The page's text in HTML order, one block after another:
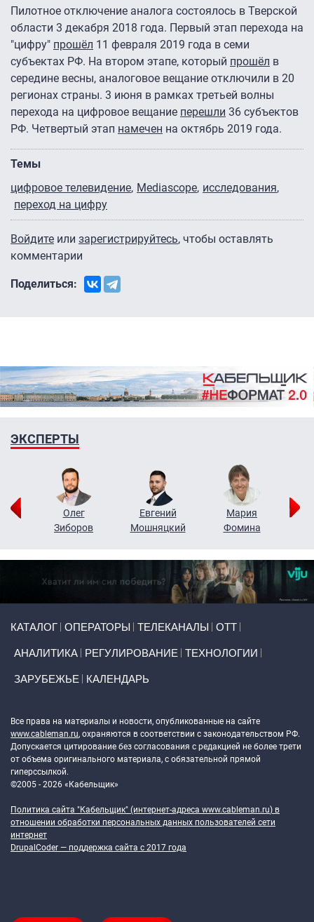
Пилотное отключение аналога состоялось в Тверской
области 3 декабря 2018 года. Первый этап перехода на
"цифру" прошёл 11 февраля 2019 года в семи
субъектах РФ. На втором этапе, который прошёл в
середине весны, аналоговое вещание отключили в 20
регионах страны. 3 июня в рамках третьей волны
перехода на цифровое вещание перешли 36 субъектов
РФ. Четвертый этап намечен на октябрь 2019 года.
Темы
цифровое телевидение Mediascope исследования
переход на цифру
Войдите или зарегистрируйтесь, чтобы оставлять
комментарии
Поделиться:
ЭКСПЕРТЫ
Олег
Зиборов
Евгений
Мошняцкий
Мария
Фомина
КАТАЛОГ ОПЕРАТОРЫ ТЕЛЕКАНАЛЫ ОТТ
АНАЛИТИКА РЕГУЛИРОВАНИЕ ТЕХНОЛОГИИ
ЗАРУБЕЖЬЕ КАЛЕНДАРЬ
Все права на материалы и новости, опубликованные на сайте
www.cableman.ru, охраняются в соответствии с законодательством РФ.
Допускается цитирование без согласования с редакцией не более трети
от объема оригинального материала, с обязательной прямой
гиперссылкой.
©2005 - 2026 «Кабельщик»
Политика сайта "Кабельщик" (интернет-адреса www.cableman.ru) в
отношении обработки персональных данных пользователей сети
интернет
DrupalCoder — поддержка сайта c 2017 года